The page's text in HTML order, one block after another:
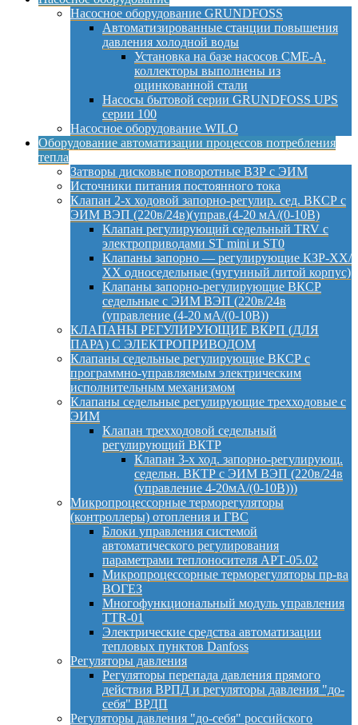
Насосное оборудование GRUNDFOSS
Автоматизированные станции повышения
давления холодной воды
Установка на базе насосов CME-A,
коллекторы выполнены из
оцинкованной стали
Насосы бытовой серии GRUNDFOSS UPS
серии 100
Насосное оборудование WILO
Оборудование автоматизации процессов потребления
тепла
Затворы дисковые поворотные ВЗР с ЭИМ
Источники питания постоянного тока
Клапан 2-х ходовой запорно-регулир. сед. ВКСР с
ЭИМ ВЭП (220в/24в)(управ.(4-20 мА/(0-10В)
Клапан регулирующий седельный TRV с
электроприводами ST mini и ST0
Клапаны запорно — регулирующие КЗР-ХХ/
ХХ односедельные (чугунный литой корпус)
Клапаны запорно-регулирующие ВКСР
седельные с ЭИМ ВЭП (220в/24в
(управление (4-20 мА/(0-10В))
КЛАПАНЫ РЕГУЛИРУЮЩИЕ ВКРП (ДЛЯ
ПАРА) С ЭЛЕКТРОПРИВОДОМ
Клапаны седельные регулирующие ВКСР с
программно-управляемым электрическим
исполнительным механизмом
Клапаны седельные регулирующие трехходовые с
ЭИМ
Клапан трехходовой седельный
регулирующий ВКТР
Клапан 3-х ход. запорно-регулирующ.
седельн. ВКТР с ЭИМ ВЭП (220в/24в
(управление 4-20мА/(0-10В)))
Микропроцессорные терморегуляторы
(контроллеры) отопления и ГВС
Блоки управления системой
автоматического регулирования
параметрами теплоносителя АРТ-05.02
Микропроцессорные терморегуляторы пр-ва
ВОГЕЗ
Многофункциональный модуль управления
TTR-01
Электрические средства автоматизации
тепловых пунктов Danfoss
Регуляторы давления
Регуляторы перепада давления прямого
действия ВРПД и регуляторы давления "до-
себя" ВРДП
Регуляторы давления "до-себя" российского